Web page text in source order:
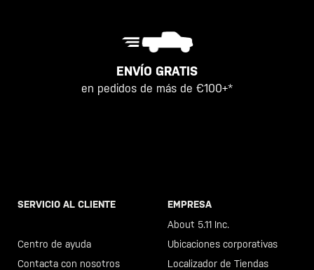
ENVÍO GRATIS
en pedidos de más de €100+*
SERVICIO AL CLIENTE
Centro de ayuda
Contacta con nosotros
EMPRESA
About 5.11 Inc.
Ubicaciones corporativas
Localizador de Tiendas